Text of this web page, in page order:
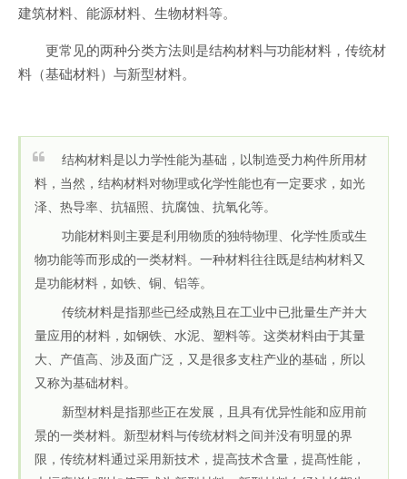
建筑材料、能源材料、生物材料等。
更常见的两种分类方法则是结构材料与功能材料，传统材
料（基础材料）与新型材料。
结构材料是以力学性能为基础，以制造受力构件所用材
料，当然，结构材料对物理或化学性能也有一定要求，如光
泽、热导率、抗辐照、抗腐蚀、抗氧化等。
功能材料则主要是利用物质的独特物理、化学性质或生
物功能等而形成的一类材料。一种材料往往既是结构材料又
是功能材料，如铁、铜、铝等。
传统材料是指那些已经成熟且在工业中已批量生产并大
量应用的材料，如钢铁、水泥、塑料等。这类材料由于其量
大、产值高、涉及面广泛，又是很多支柱产业的基础，所以
又称为基础材料。
新型材料是指那些正在发展，且具有优异性能和应用前
景的一类材料。新型材料与传统材料之间并没有明显的界
限，传统材料通过采用新技术，提高技术含量，提髙性能，